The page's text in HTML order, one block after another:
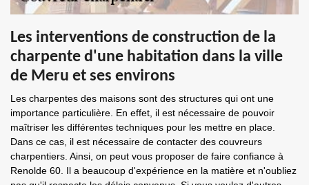
Les interventions de construction de la
charpente d'une habitation dans la ville
de Meru et ses environs
Les charpentes des maisons sont des structures qui ont une
importance particulière. En effet, il est nécessaire de pouvoir
maîtriser les différentes techniques pour les mettre en place.
Dans ce cas, il est nécessaire de contacter des couvreurs
charpentiers. Ainsi, on peut vous proposer de faire confiance à
Renolde 60. Il a beaucoup d'expérience en la matière et n'oubliez